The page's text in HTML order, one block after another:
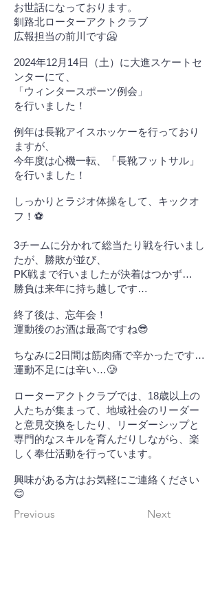
お世話になっております。
釧路北ローターアクトクラブ
広報担当の前川です🥶
2024年12月14日（土）に大進スケートセ
ンターにて、
「ウィンタースポーツ例会」
を行いました！
例年は長靴アイスホッケーを行っており
ますが、
今年度は心機一転、「長靴フットサル」
を行いました！
しっかりとラジオ体操をして、キックオ
フ！⚽️
3チームに分かれて総当たり戦を行いまし
たが、勝敗が並び、
PK戦まで行いましたが決着はつかず…
勝負は来年に持ち越しです…
終了後は、忘年会！
運動後のお酒は最高ですね😎
ちなみに2日間は筋肉痛で辛かったです…
運動不足には辛い…🥲
ローターアクトクラブでは、18歳以上の
人たちが集まって、地域社会のリーダー
と意見交換をしたり、リーダーシップと
専門的なスキルを育んだりしながら、楽
しく奉仕活動を行っています。
興味がある方はお気軽にご連絡ください
😊
Previous Next